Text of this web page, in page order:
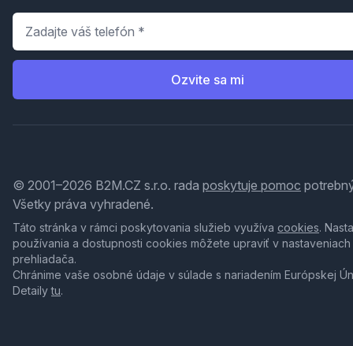
Telefón
Ozvite sa mi
© 2001–2026 B2M.CZ s.r.o. rada poskytuje pomoc
Všetky práva vyhradené.
Táto stránka v rámci poskytovania služieb využíva cookies.
používania a dostupnosti cookies môžete upraviť v nastaveniach
prehliadača.
Chránime vaše osobné údaje v súlade s nariadením Európskej
Detailytu.